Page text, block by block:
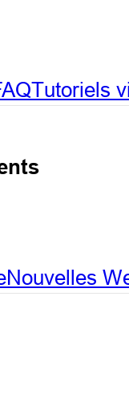
Tutoriels
Nouvelles